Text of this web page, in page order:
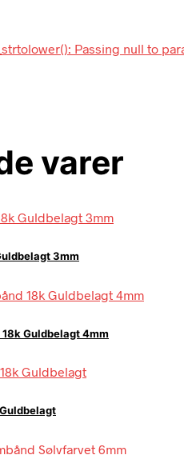
Passing null to
varer
3mm
Guldbelagt 4mm